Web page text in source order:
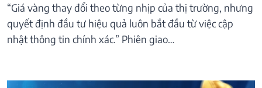
“Giá vàng thay đổi theo từng nhịp của thị trường, nhưng
quyết định đầu tư hiệu quả luôn bắt đầu từ việc cập
nhật thông tin chính xác.” Phiên giao…